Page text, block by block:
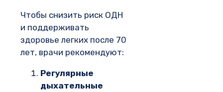
Чтобы снизить риск ОДН
и поддерживать
здоровье легких после 70
лет, врачи рекомендуют:
Регулярные
дыхательные